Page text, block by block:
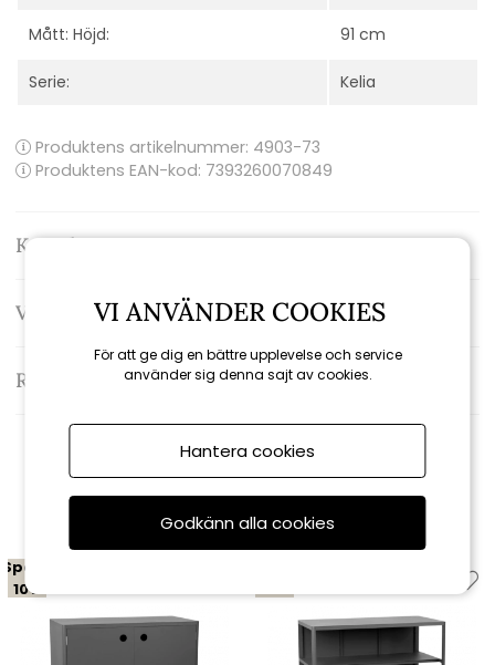
Mått: Höjd: 91 cm
Serie: Kelia
Produktens artikelnummer: 4903-73
Produktens EAN-kod: 7393260070849
Kontakta oss
Varumärke: Brafab
Recensioner
Relaterade produkter
Spara
10%
VI ANVÄNDER COOKIES
För att ge dig en bättre upplevelse och service
använder sig denna sajt av cookies.
Hantera cookies
Godkänn alla cookies